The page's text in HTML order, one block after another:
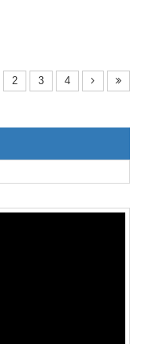
2 3 4